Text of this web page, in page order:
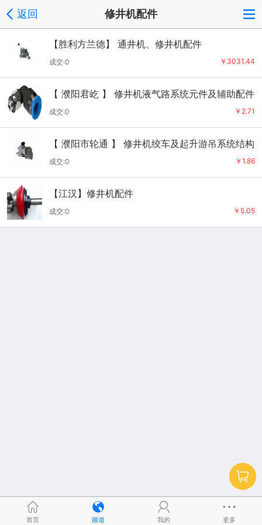
返回 修井机配件
【胜利方兰德】 通井机、修井机配件
￥3031.44
成交:0
【 濮阳君屹 】 修井机液气路系统元件及辅助配件
（全国）
￥2.71
成交:0
【 濮阳市轮通 】 修井机绞车及起升游吊系统结构
件（全国）
￥1.86
成交:0
【江汉】修井机配件
￥5.05
成交:0
首页 频道 我的 更多